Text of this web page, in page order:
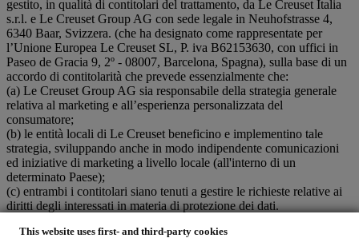
This website uses first- and third-party cookies
gestito, in qualità di contitolari del trattamento, da Le Creuset Italia
s.r.l. e Le Creuset Group AG con sede legale in Neuhofstrasse 4,
6340 Baar, Svizzera. (che ha designato come rappresentate per
l’Unione Europea Le Creuset SL, P. iva B62153630, con uffici in
Paseo de Gracia 9, 2º - 08007, Barcelona, Spagna), sulla base di un
accordo di contitolarità che prevede essenzialmente che:
(a) Le Creuset Group AG sia responsabile della strategia generale
relativa al marketing e all’esperienza personalizzata del
consumatore;
(b) le entità locali di Le Creuset beneficino e implementino tale
strategia, sviluppando anche in modo indipendente comunicazioni
ed iniziative di marketing a livello locale (all'interno di un
determinato Paese);
(c) entrambi i contitolari siano tenuti a gestire le richieste relative ai
diritti degli interessati in materia di protezione dei dati.
Possiamo trattare i vostri dati per le seguenti finalità: